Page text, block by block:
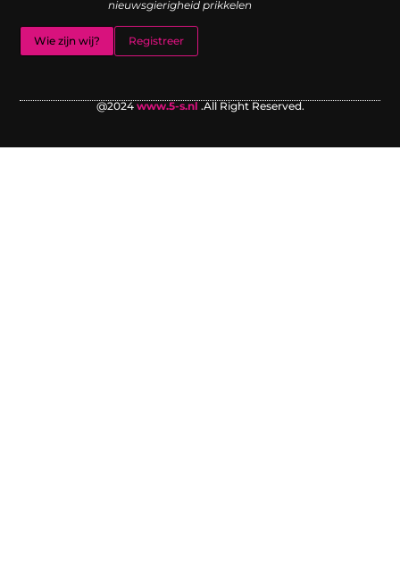
nieuwsgierigheid prikkelen
Wie zijn wij? Registreer
@2024www.5-s.nl .All Right Reserved.